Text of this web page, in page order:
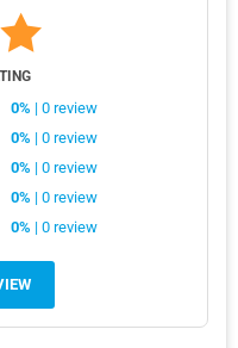
0% | 0 review
0% | 0 review
0% | 0 review
0% | 0 review
0% | 0 review